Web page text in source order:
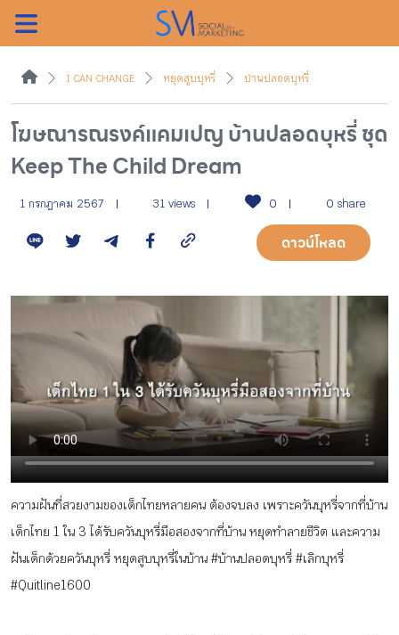
ค้นหา
หน้าแรกแคมเปญ
บทความแนะนำ
บทความแคมเปญ
สื่อของแคมเปญ
กิจกรรม
หัวข้อที่เราแนะนำ
เข้าสู่ระบบ/สมัครสมาชิก
I CAN CHANGE หยุดสูบบุหรี่ บ้านปลอดบุหรี่
โฆษณารณรงค์แคมเปญ บ้านปลอดบุหรี่ ชุด
Keep The Child Dream
1 กรกฎาคม 2567 31 views 0 0 share
ดาวน์โหลด
ความฝันที่สวยงามของเด็กไทยหลายคน ต้องจบลง เพราะควันบุหรี่จากที่บ้าน
เด็กไทย 1 ใน 3 ได้รับควันบุหรี่มือสองจากที่บ้าน หยุดทำลายชีวิต และความ
ฝันเด็กด้วยควันบุหรี่ หยุดสูบบุหรี่ในบ้าน #บ้านปลอดบุหรี่ #เลิกบุหรี่
#Quitline1600